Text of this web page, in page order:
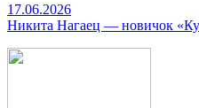
17.06.2026
Никита Нагаец — новичок